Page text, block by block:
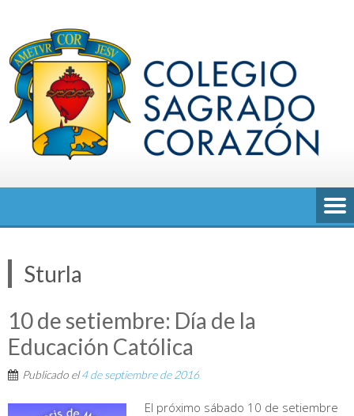
contenido
Sturla
10 de setiembre: Día de la
Educación Católica
Publicado el4 de septiembre de 2016
El próximo sábado 10 de setiembre